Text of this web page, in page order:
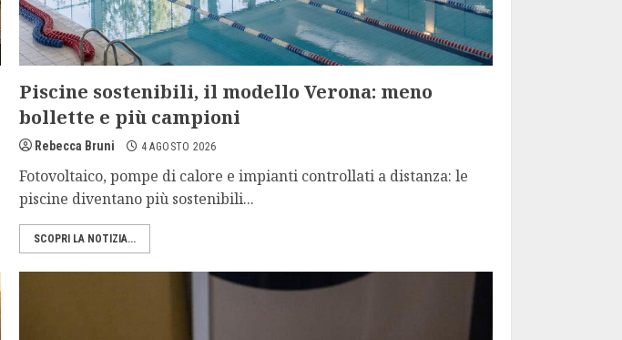
Piscine sostenibili, il modello Verona: meno
bollette e più campioni
Rebecca Bruni 4 AGOSTO 2026
Fotovoltaico, pompe di calore e impianti controllati a distanza: le
piscine diventano più sostenibili...
SCOPRI LA NOTIZIA...